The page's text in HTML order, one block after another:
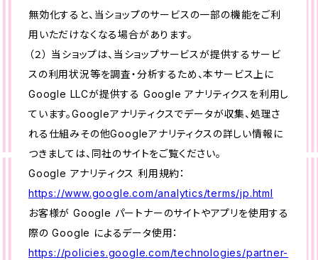
無効化すると、当ショップのサービスの一部の機能をご利
用いただけなくなる場合があります。
（２） 当ショップは、当ショップサービスが提供するサービ
スの利用状況等を調査・分析するため、本サービス上に
Google LLCが提供する Google アナリティクスを利用し
ています。Googleアナリティクスでデータが収集、処理さ
れる仕組みその他Googleアナリティクスの詳しい情報に
つきましては、同社のサイトをご覧ください。
Google アナリティクス 利用規約：
https://www.google.com/analytics/terms/jp.html
お客様が Google パートナーのサイトやアプリを使用する
際の Google によるデータ使用：
https://policies.google.com/technologies/partner-